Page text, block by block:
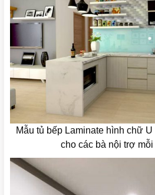
Mẫu tủ bếp Laminate hình chữ
cho các bà nội trợ